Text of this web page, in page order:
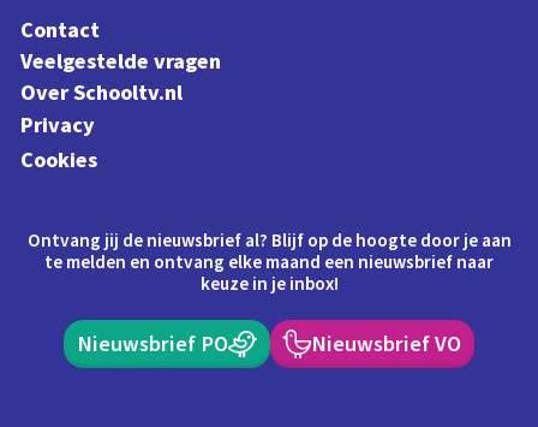
Contact
Veelgestelde vragen
Over Schooltv.nl
Privacy
Cookies
Ontvang jij de nieuwsbrief al? Blijf op de hoogte door je aan
te melden en ontvang elke maand een nieuwsbrief naar
keuze in je inbox!
Nieuwsbrief PO Nieuwsbrief VO